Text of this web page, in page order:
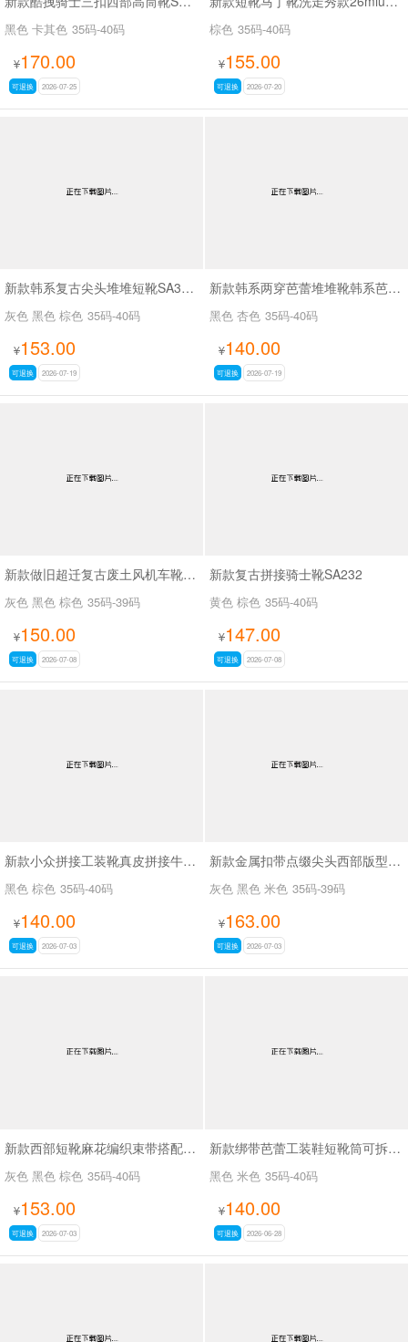
黑色 卡其色 35码-40码
¥170.00
可退换 2026-07-25
棕色 35码-40码
¥155.00
可退换 2026-07-20
新款韩系复古尖头堆堆短靴SA3050-2
灰色 黑色 棕色 35码-40码
¥153.00
可退换 2026-07-19
新款韩系两穿芭蕾堆堆靴韩系芭蕾两穿靴SA3030
黑色 杏色 35码-40码
¥140.00
可退换 2026-07-19
新款做旧超迁复古废土风机车靴SA8036
灰色 黑色 棕色 35码-39码
¥150.00
可退换 2026-07-08
新款复古拼接骑士靴SA232
黄色 棕色 35码-40码
¥147.00
可退换 2026-07-08
新款小众拼接工装靴真皮拼接牛仔布SA111
黑色 棕色 35码-40码
¥140.00
可退换 2026-07-03
新款金属扣带点缀尖头西部版型废土风尖头长靴SA8034
灰色 黑色 米色 35码-39码
¥163.00
可退换 2026-07-03
新款西部短靴麻花编织束带搭配金属扣SA8035
灰色 黑色 棕色 35码-40码
¥153.00
可退换 2026-07-03
新款绑带芭蕾工装鞋短靴筒可拆SA8031
黑色 米色 35码-40码
¥140.00
可退换 2026-06-28